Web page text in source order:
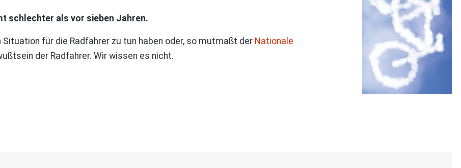
schlechter als vor sieben Jahren.
für die Radfahrer zu tun haben oder, so mutmaßt der Nationale
der Radfahrer. Wir wissen es nicht.